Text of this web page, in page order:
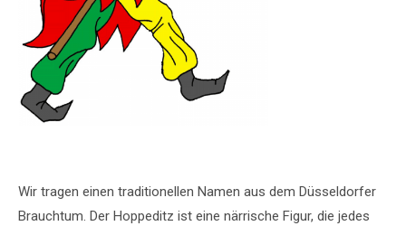
Wir tragen einen traditionellen Namen aus dem Düsseldorfer
Brauchtum. Der Hoppeditz ist eine närrische Figur, die jedes